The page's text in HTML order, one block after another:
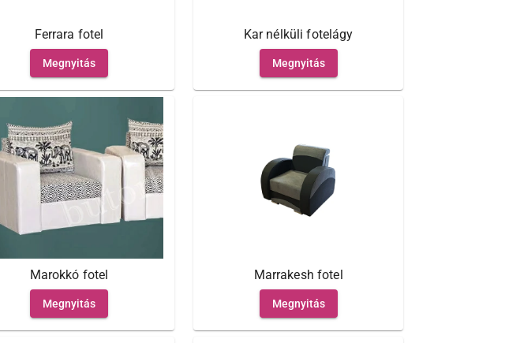
Ferrara fotel
Megnyitás
Kar nélküli fotelágy
Megnyitás
Marokkó fotel
Megnyitás
Marrakesh fotel
Megnyitás